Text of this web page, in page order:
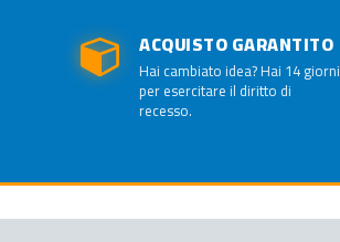
ACQUISTO GARANTITO
Hai cambiato idea? Hai 14 giorni
per esercitare il diritto di
recesso.